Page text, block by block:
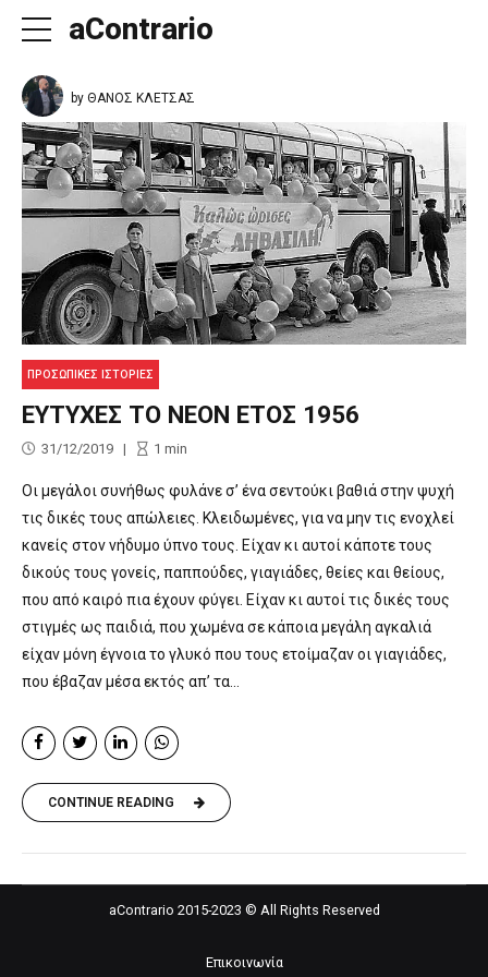
aContrario
by ΘΑΝΟΣ ΚΛΕΤΣΑΣ
ΠΡΟΣΩΠΙΚΕΣ ΙΣΤΟΡΙΕΣ
ΕΥΤΥΧΕΣ ΤΟ ΝΕΟΝ ΕΤΟΣ 1956
31/12/2019 1 min
Οι μεγάλοι συνήθως φυλάνε σ’ ένα σεντούκι βαθιά στην ψυχή
τις δικές τους απώλειες. Κλειδωμένες, για να μην τις ενοχλεί
κανείς στον νήδυμο ύπνο τους. Είχαν κι αυτοί κάποτε τους
δικούς τους γονείς, παππούδες, γιαγιάδες, θείες και θείους,
που από καιρό πια έχουν φύγει. Είχαν κι αυτοί τις δικές τους
στιγμές ως παιδιά, που χωμένα σε κάποια μεγάλη αγκαλιά
είχαν μόνη έγνοια το γλυκό που τους ετοίμαζαν οι γιαγιάδες,
που έβαζαν μέσα εκτός απ’ τα...
CONTINUE READING
aContrario 2015-2023 © All Rights Reserved
Επικοινωνία